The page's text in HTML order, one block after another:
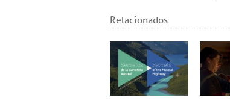
Relacionados